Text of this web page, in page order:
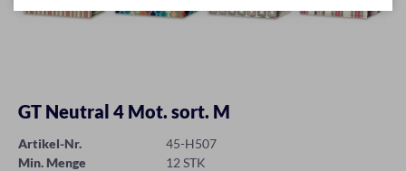
GT Neutral 4 Mot. sort. M
Artikel-Nr.
45-H507
Min. Menge
12 STK